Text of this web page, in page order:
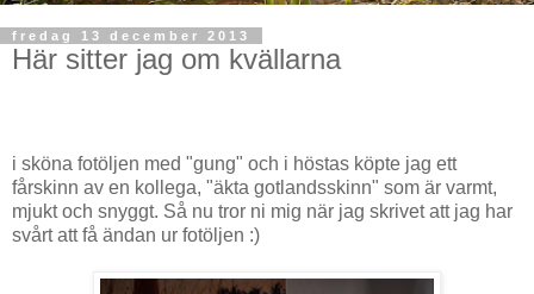
fredag 13 december 2013
Här sitter jag om kvällarna
i sköna fotöljen med "gung" och i höstas köpte jag ett
fårskinn av en kollega, "äkta gotlandsskinn" som är varmt,
mjukt och snyggt. Så nu tror ni mig när jag skrivet att jag har
svårt att få ändan ur fotöljen :)